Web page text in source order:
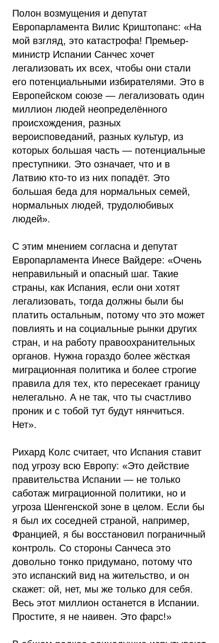
Полон возмущения и депутат
Европарламента Вилис Криштопанс: «На
мой взгляд, это катастрофа! Премьер-
министр Испании Санчес хочет
легализовать их всех, чтобы они стали
его потенциальными избирателями. Это в
Европейском союзе — легализовать один
миллион людей неопределённого
происхождения, разных
вероисповеданий, разных культур, из
которых большая часть — потенциальные
преступники. Это означает, что и в
Латвию кто-то из них попадёт. Это
большая беда для нормальных семей,
нормальных людей, трудолюбивых
людей».
С этим мнением согласна и депутат
Европарламента Инесе Вайдере: «Очень
неправильный и опасный шаг. Такие
страны, как Испания, если они хотят
легализовать, тогда должны были бы
платить остальным, потому что это может
повлиять и на социальные рынки других
стран, и на работу правоохранительных
органов. Нужна гораздо более жёсткая
миграционная политика и более строгие
правила для тех, кто пересекает границу
нелегально. А не так, что ты счастливо
проник и с тобой тут будут нянчиться.
Нет».
Рихард Колс считает, что Испания ставит
под угрозу всю Европу: «Это действие
правительства Испании — не только
саботаж миграционной политики, но и
угроза Шенгенской зоне в целом. Если бы
я был их соседней страной, например,
Францией, я бы восстановил пограничный
контроль. Со стороны Санчеса это
довольно тонко придумано, потому что
это испанский вид на жительство, и он
скажет: ой, нет, мы же только для себя.
Весь этот миллион останется в Испании.
Простите, я не наивен. Это фарс!»